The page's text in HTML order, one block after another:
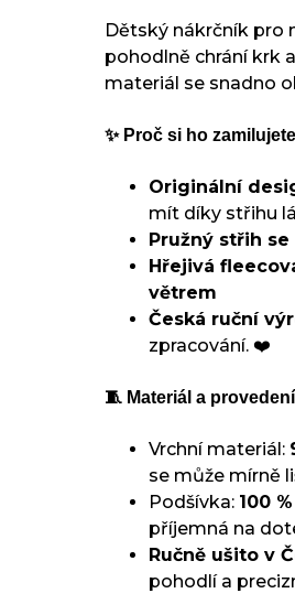
Dětský nákrčník pro
pohodlně chrání krk
materiál se snadno
✨ Proč si ho zamilujete
Originální
mít díky střihu
Pružný střih
Hřejivá
větrem
Česká ruční
zpracování. ❤️
🧵 Materiál a provedení
Vrchní materiál:
se může mírně
Podšívka: 100
příjemná na
Ručně ušito v
pohodlí a